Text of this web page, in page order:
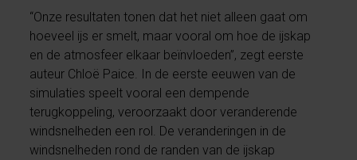
“Onze resultaten tonen dat het niet alleen gaat om
hoeveel ijs er smelt, maar vooral om hoe de ijskap
en de atmosfeer elkaar beïnvloeden”, zegt eerste
auteur Chloë Paice. In de eerste eeuwen van de
simulaties speelt vooral een dempende
terugkoppeling, veroorzaakt door veranderende
windsnelheden een rol. De veranderingen in de
windsnelheden rond de randen van de ijskap